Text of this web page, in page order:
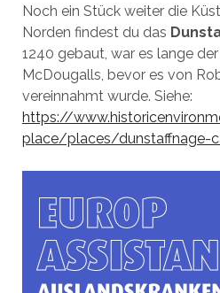
Noch ein Stück weiter die
Norden findest du das
1240 gebaut, war es lange
McDougalls, bevor es von
vereinnahmt wurde. Siehe:
https://
place/places/dunstaffnage-